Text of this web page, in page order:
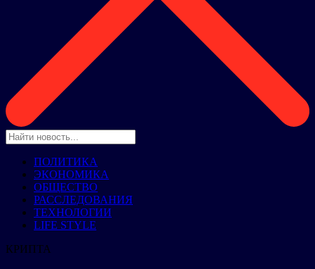
ПОЛИТИКА
ЭКОНОМИКА
ОБЩЕСТВО
РАССЛЕДОВАНИЯ
ТЕХНОЛОГИИ
LIFE STYLE
КРИПТА